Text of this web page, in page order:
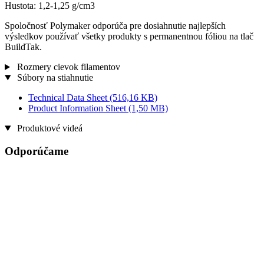
Hustota: 1,2-1,25 g/cm3
Spoločnosť Polymaker odporúča pre dosiahnutie najlepších
výsledkov používať všetky produkty s permanentnou fóliou na tlač
BuildTak.
Rozmery cievok filamentov
Súbory na stiahnutie
Technical Data Sheet (516,16 KB)
Product Information Sheet (1,50 MB)
Produktové videá
Odporúčame